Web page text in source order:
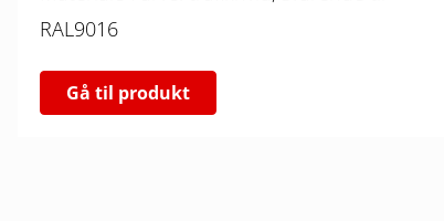
RAL9016
Gå til produkt